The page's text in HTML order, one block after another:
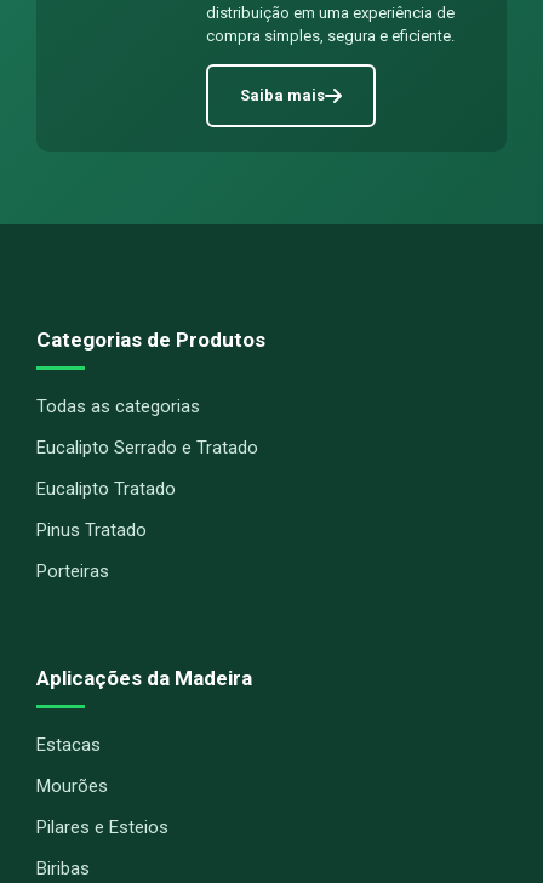
distribuição em uma experiência de
compra simples, segura e eficiente.
Saiba mais
Categorias de Produtos
Todas as categorias
Eucalipto Serrado e Tratado
Eucalipto Tratado
Pinus Tratado
Porteiras
Aplicações da Madeira
Estacas
Mourões
Pilares e Esteios
Biribas